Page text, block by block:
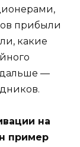
прибыли
какие
—
на
пример